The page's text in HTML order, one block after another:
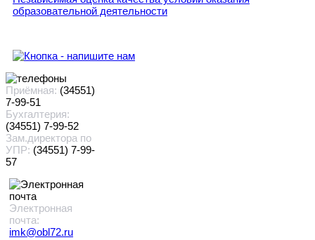
образовательной деятельности
Приёмная: (34551)
7-99-51
Бухгалтерия:
(34551) 7-99-52
Зам.директора по
УПР: (34551) 7-99-
57
Электронная
почта:
imk@obl72.ru